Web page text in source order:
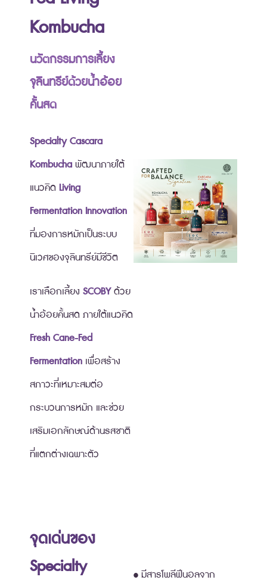
Kombucha
นวัตกรรมการเลี้ยง
จุลินทรีย์ด้วยน้ำอ้อย
คั้นสด
Specialty Cascara
Kombucha พัฒนาภายใต้
แนวคิด Living
Fermentation Innovation
ที่มองการหมักเป็นระบบ
นิเวศของจุลินทรีย์มีชีวิต
เราเลือกเลี้ยง SCOBYด้วย
น้ำอ้อยคั้นสด ภายใต้แนวคิด
Fresh Cane-Fed
Fermentation เพื่อสร้าง
สภาวะที่เหมาะสมต่อ
กระบวนการหมัก และช่วย
เสริมเอกลักษณ์ด้านรสชาติ
ที่แตกต่างเฉพาะตัว
จุดเด่นของ
Specialty
• มีสารโพลีฟีนอลจาก